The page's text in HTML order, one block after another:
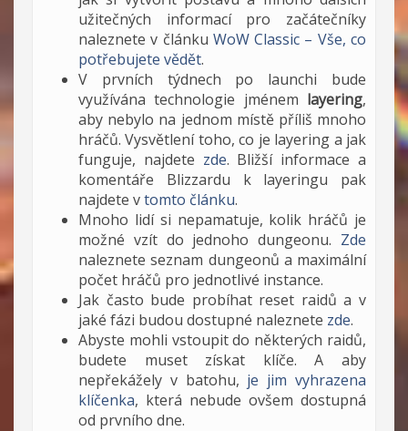
užitečných informací pro začátečníky
naleznete v článku WoW Classic – Vše, co
potřebujete vědět.
V prvních týdnech po launchi bude
využívána technologie jménem layering,
aby nebylo na jednom místě příliš mnoho
hráčů. Vysvětlení toho, co je layering a jak
funguje, najdete zde. Bližší informace a
komentáře Blizzardu k layeringu pak
najdete vtomto článku.
Mnoho lidí si nepamatuje, kolik hráčů je
možné vzít do jednoho dungeonu. Zde
naleznete seznam dungeonů a maximální
počet hráčů pro jednotlivé instance.
Jak často bude probíhat reset raidů a v
jaké fázi budou dostupné naleznete zde.
Abyste mohli vstoupit do některých raidů,
budete muset získat klíče. A aby
nepřekážely v batohu, je jim vyhrazena
klíčenka, která nebude ovšem dostupná
od prvního dne.